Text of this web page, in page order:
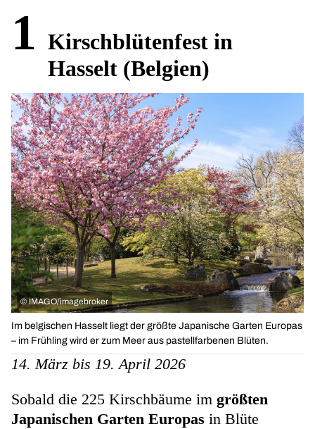
1 Kirschblütenfest in
Hasselt (Belgien)
© IMAGO/imagebroker
Im belgischen Hasselt liegt der größte Japanische Garten Europas
– im Frühling wird er zum Meer aus pastellfarbenen Blüten.
14. März bis 19. April 2026
Sobald die 225 Kirschbäume im größten
Japanischen Garten Europas in Blüte